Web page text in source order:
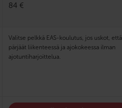
84 €
Valitse pelkkä EAS-koulutus, jos uskot, että
pärjäät liikenteessä ja ajokokeessa ilman
ajotuntiharjoittelua.